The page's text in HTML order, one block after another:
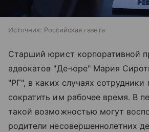
Источник: Российская газета
Старший юрист корпоративной
адвокатов "Де-юре" Мария
"РГ", в каких случаях сотрудники
сократить им рабочее время. В
такой возможностью могут
родители несовершеннолетних